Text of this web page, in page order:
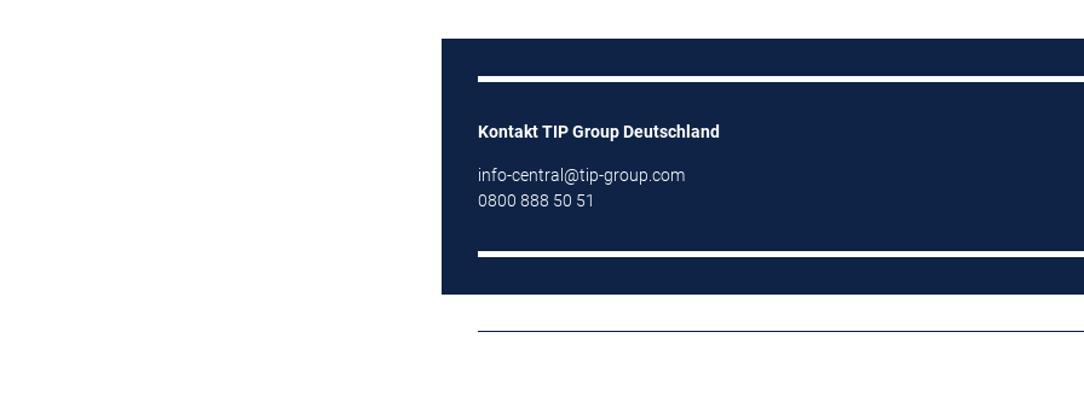
Kontakt TIP Group Deutschland
info-central@tip-group.com
0800 888 50 51